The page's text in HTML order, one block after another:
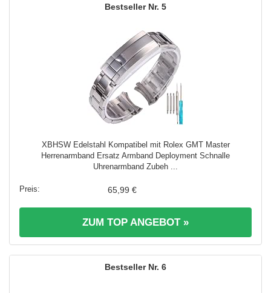
5
XBHSW Edelstahl Kompatibel mit Rolex GMT Master
Herrenarmband Ersatz Armband Deployment Schnalle
Uhrenarmband Zubeh ...
65,99 €
ZUM TOP ANGEBOT »
6